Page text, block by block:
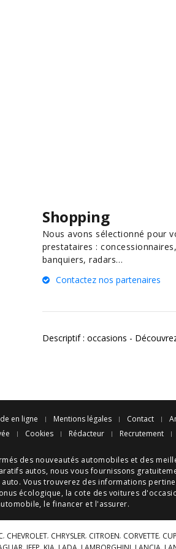
Shopping
Nous avons sélectionné pour
prestataires :
banquiers, radars…
Contactez nos partenaires
Descriptif : occasions -
en ligne Mentions légales Contact
Cookies Rédacteur Recrutement
des nouveautés automobiles et des
autos, nous vous fournissons
auto. Vous trouverez des informations
écologique, la cote des voitures
, le financer et l'assurer.
CHEVROLET CHRYSLER CITROEN CORVETTE